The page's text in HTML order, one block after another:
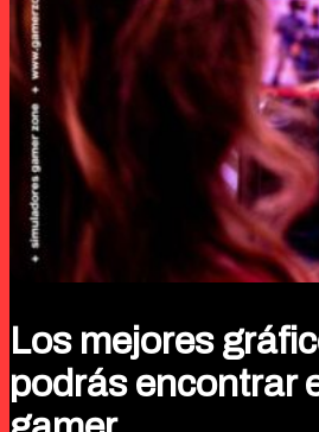
Los mejores
podrás encontrar